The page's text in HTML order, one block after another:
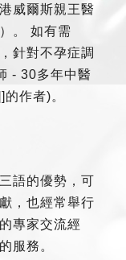
威爾斯親王醫
。 如有需
針對不孕症調
- 30多年中醫
作者)。
語的優勢，可
，也經常舉行
專家交流經
服務。